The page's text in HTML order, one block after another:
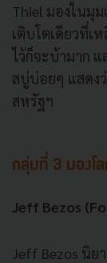
Thiel มองในมุ
เติบโตเดียวที่เ
ไว้ก็จะบ้ามาก แ
สบู่บ่อยๆ แสดง
สหรัฐฯ
กลุ่มที่ 3 มองโ
Jeff Bezos
Jeff Bezos นิย